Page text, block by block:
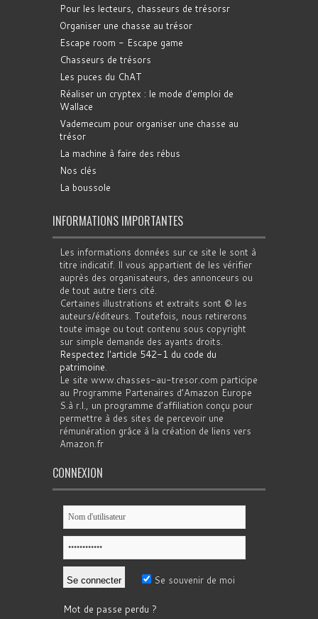
Pour les lecteurs, chasseurs de trésorsr
Organiser une chasse au trésor
Escape room - Escape game
Chasseurs de trésors
Les puces du ChAT
Réaliser un cryptex : le mode d'emploi de
Wallace
Vademecum pour organiser une chasse au
trésor
La machine à faire des rébus
Nos clés
La boussole
INFORMATIONS IMPORTANTES
Les informations données sur ce site le sont à
titre indicatif. Il vous appartient de les vérifier
auprès des organisateurs, des annonceurs ou
de tout autre tiers cité.
Certaines illustrations et extraits sont © les
auteurs/éditeurs. Toutefois, nous retirerons
toute image ou tout contenu sous copyright
sur simple demande des ayants droits.
Respectez l'article 542-1 du code du
patrimoine.
Le site www.chasses-au-tresor.com participe
au Programme Partenaires d’Amazon Europe
S.à r.l., un programme d’affiliation conçu pour
permettre à des sites de percevoir une
rémunération grâce à la création de liens vers
Amazon.fr
CONNEXION
Se souvenir de moi
Mot de passe perdu ?